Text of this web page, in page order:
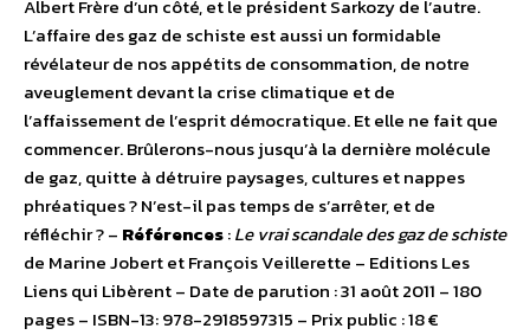
Albert Frère d’un côté, et le président Sarkozy de l’autre.
L’affaire des gaz de schiste est aussi un formidable
révélateur de nos appétits de consommation, de notre
aveuglement devant la crise climatique et de
l’affaissement de l’esprit démocratique. Et elle ne fait que
commencer. Brûlerons-nous jusqu’à la dernière molécule
de gaz, quitte à détruire paysages, cultures et nappes
phréatiques ? N’est-il pas temps de s’arrêter, et de
réfléchir ? – Références:Le vrai scandale des gaz de schiste
de Marine Jobert et François Veillerette – Editions Les
Liens qui Libèrent – Date de parution : 31 août 2011 – 180
pages – ISBN-13: 978-2918597315 – Prix public : 18 €